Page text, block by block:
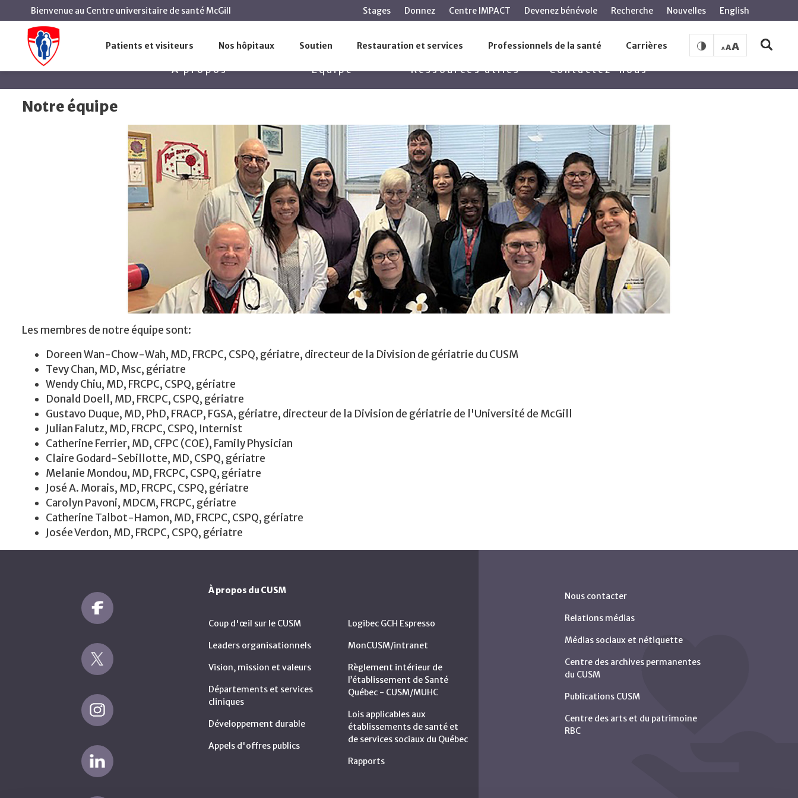
principal
Patients et visiteurs Nos hôpitaux Soutien Restauration et services Professionnels de la santé Carrières
Stages Donnez Centre IMPACT Devenez bénévole Recherche Nouvelles English
Bienvenue au Centre universitaire de santé McGill
Accueil
Médecine - mission médicale
À propos Équipe Ressources utiles Contactez-nous
Notre équipe
Les membres de notre équipe sont:
Doreen Wan-Chow-Wah, MD, FRCPC, CSPQ, gériatre, directeur de la Division de gériatrie du CUSM
Tevy Chan, MD, Msc, gériatre
Wendy Chiu, MD, FRCPC, CSPQ, gériatre
Donald Doell, MD, FRCPC, CSPQ, gériatre
Gustavo Duque, MD, PhD, FRACP, FGSA, gériatre, directeur de la Division de gériatrie de l'Université de McGill
Julian Falutz, MD, FRCPC, CSPQ, Internist
Catherine Ferrier, MD, CFPC (COE), Family Physician
Claire Godard-Sebillotte, MD, CSPQ, gériatre
Melanie Mondou, MD, FRCPC, CSPQ, gériatre
José A. Morais, MD, FRCPC, CSPQ, gériatre
Carolyn Pavoni, MDCM, FRCPC, gériatre
Catherine Talbot-Hamon, MD, FRCPC, CSPQ, gériatre
Josée Verdon, MD, FRCPC, CSPQ, gériatre
À propos du CUSM
Coup d'œil sur le CUSM
Leaders organisationnels
Vision, mission et valeurs
Départements et services
cliniques
Développement durable
Appels d'offres publics
Logibec GCH Espresso
MonCUSM/intranet
Règlement intérieur de
l’établissement de Santé
Québec - CUSM/MUHC
Lois applicables aux
établissements de santé et
de services sociaux du Québec
Rapports
Nous contacter
Relations médias
Médias sociaux et nétiquette
Centre des archives permanentes
du CUSM
Publications CUSM
Centre des arts et du patrimoine
RBC